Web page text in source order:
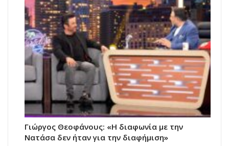
Γιώργος Θεοφάνους: «Η διαφωνία με την
Νατάσα δεν ήταν για την διαφήμιση»